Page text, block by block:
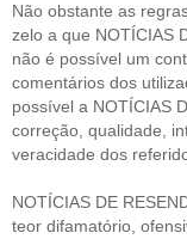
Não obstante as
zelo a que NOTÍCIAS
não é possível um
comentários dos
possível a NOTÍCIAS
correção, qualidade,
veracidade dos
NOTÍCIAS DE
teor difamatório,